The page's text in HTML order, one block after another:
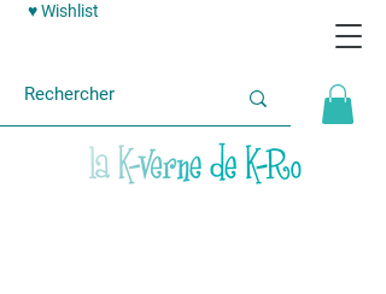
♥ Wishlist